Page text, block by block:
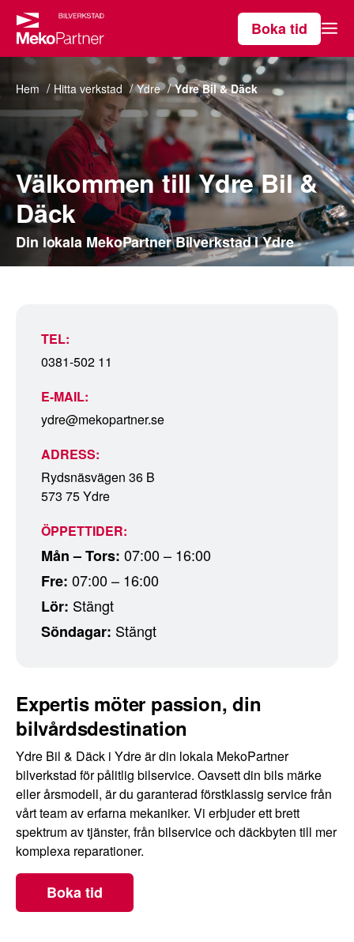
Våra tjänster
Hitta verkstad
Om MekoPartner
Boka tid
Hem Hitta verkstad Ydre Ydre Bil & Däck
Välkommen till Ydre Bil &
Däck
Din lokala MekoPartner Bilverkstad i Ydre
Expertis möter passion, din
bilvårdsdestination
Ydre Bil & Däck i Ydre är din lokala MekoPartner
bilverkstad för pålitlig bilservice. Oavsett din bils märke
eller årsmodell, är du garanterad förstklassig service från
vårt team av erfarna mekaniker. Vi erbjuder ett brett
spektrum av tjänster, från bilservice och däckbyten till mer
komplexa reparationer.
Boka tid
TEL:
0381-502 11
E-MAIL:
ydre@mekopartner.se
ADRESS:
Rydsnäsvägen 36 B
573 75 Ydre
ÖPPETTIDER:
Mån – Tors: 07:00 – 16:00
Fre: 07:00 – 16:00
Lör: Stängt
Söndagar: Stängt